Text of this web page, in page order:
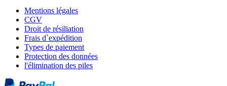
Mentions légales
CGV
Droit de résiliation
Frais d`expédition
Types de paiement
Protection des données
l'élimination des piles